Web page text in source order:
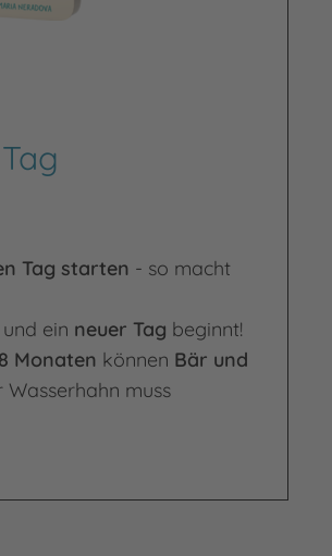
Tag starten - so macht
ein neuer Tag beginnt!
Monaten können Bär und
Wasserhahn muss